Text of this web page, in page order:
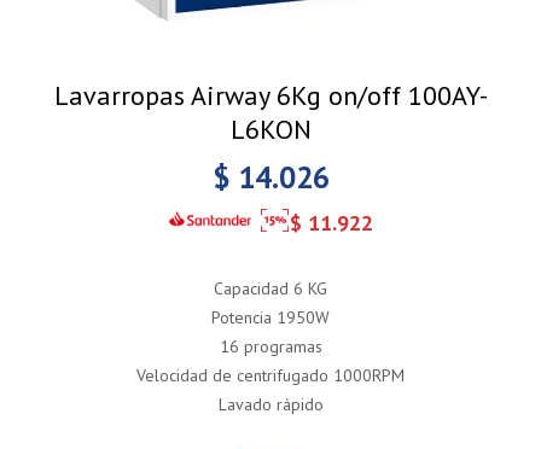
Lavarropas Airway 6Kg on/off 100AY-
L6KON
$ 14.026
$ 11.922
Capacidad 6 KG
Potencia 1950W
16 programas
Velocidad de centrifugado 1000RPM
Lavado rápido